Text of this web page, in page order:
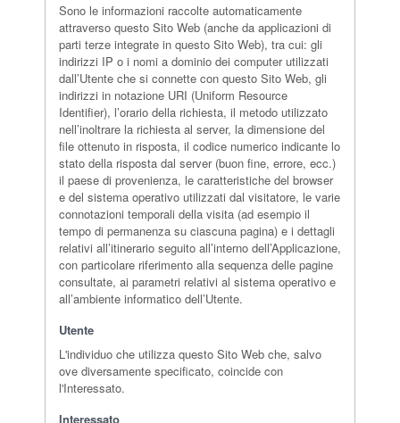
Sono le informazioni raccolte automaticamente
attraverso questo Sito Web (anche da applicazioni di
parti terze integrate in questo Sito Web), tra cui: gli
indirizzi IP o i nomi a dominio dei computer utilizzati
dall’Utente che si connette con questo Sito Web, gli
indirizzi in notazione URI (Uniform Resource
Identifier), l’orario della richiesta, il metodo utilizzato
nell’inoltrare la richiesta al server, la dimensione del
file ottenuto in risposta, il codice numerico indicante lo
stato della risposta dal server (buon fine, errore, ecc.)
il paese di provenienza, le caratteristiche del browser
e del sistema operativo utilizzati dal visitatore, le varie
connotazioni temporali della visita (ad esempio il
tempo di permanenza su ciascuna pagina) e i dettagli
relativi all’itinerario seguito all’interno dell’Applicazione,
con particolare riferimento alla sequenza delle pagine
consultate, ai parametri relativi al sistema operativo e
all’ambiente informatico dell’Utente.
Utente
L'individuo che utilizza questo Sito Web che, salvo
ove diversamente specificato, coincide con
l'Interessato.
Interessato